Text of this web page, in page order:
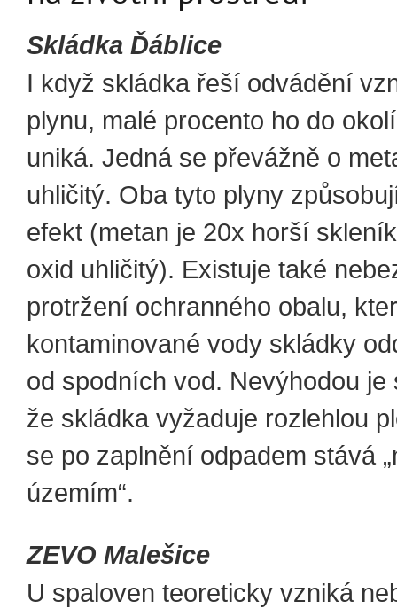
Skládka Ďáblice
I když skládka řeší odvádění
plynu, malé procento ho do
uniká. Jedná se převážně o
uhličitý. Oba tyto plyny
efekt (metan je 20x horší
oxid uhličitý). Existuje také
protržení ochranného obalu,
kontaminované vody skládky
od spodních vod. Nevýhodou je
že skládka vyžaduje rozlehlou
se po zaplnění odpadem stává
územím“.
ZEVO Malešice
U spaloven teoreticky vzniká